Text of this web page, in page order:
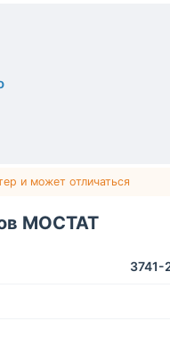
и может отличаться
МОСТАТ